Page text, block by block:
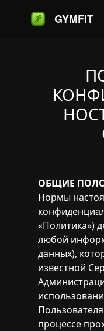
GYMFIT
ОБЩИЕ
Нормы
«Политика»)
любой
данных),
известной
процессе